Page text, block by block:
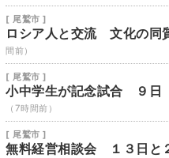
[ 尾鷲市 ]
ロシア人と交流 文化の同
間前）
[ 尾鷲市 ]
小中学生が記念試合 ９日
（7時間前）
[ 尾鷲市 ]
無料経営相談会 １３日と